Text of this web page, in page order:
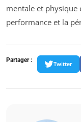
mentale et physique
performance et la
Partager :
Twitter